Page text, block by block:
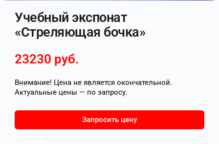
Учебный экспонат
«Стреляющая бочка»
23230 руб.
Внимание! Цена не является окончательной.
Актуальные цены — по запросу.
Запросить цену